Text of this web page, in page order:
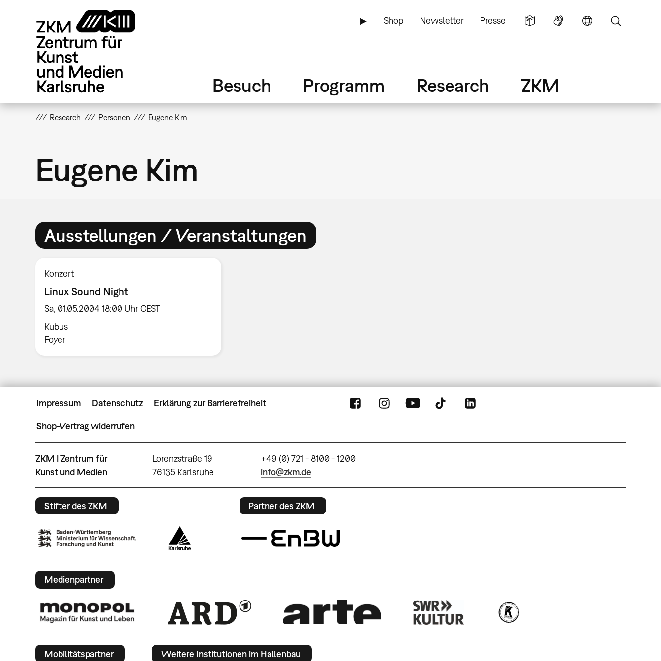
▶ Shop Newsletter Presse
Besuch Programm Research ZKM
Research Personen Eugene Kim
Eugene Kim
Ausstellungen / Veranstaltungen
Konzert
Linux Sound Night
Sa, 01.05.2004 18:00 Uhr CEST
Kubus
Foyer
Impressum Datenschutz Erklärung zur Barrierefreiheit
Shop-Vertrag widerrufen
ZKM | Zentrum für
Kunst und Medien
Lorenzstraße 19
76135 Karlsruhe
+49 (0) 721 - 8100 - 1200
info@zkm.de
Stifter des ZKM Partner des ZKM
Medienpartner
Mobilitätspartner Weitere Institutionen im Hallenbau